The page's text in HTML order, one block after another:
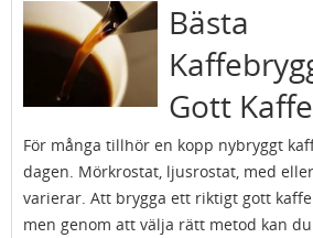
Bästa
Gott Kaffe
För många tillhör en kopp nybryggt
dagen. Mörkrostat, ljusrostat, med
varierar. Att brygga ett riktigt gott
men genom att välja rätt metod kan